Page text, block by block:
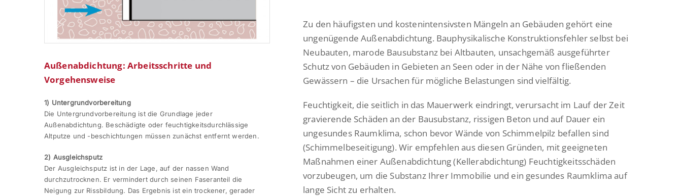
Außenabdichtung: Arbeitsschritte und
Vorgehensweise
1) Untergrundvorbereitung
Die Untergrundvorbereitung ist die Grundlage jeder
Außenabdichtung. Beschädigte oder feuchtigkeitsdurchlässige
Altputze und -beschichtungen müssen zunächst entfernt werden.
2) Ausgleichsputz
Der Ausgleichsputz ist in der Lage, auf der nassen Wand
durchzutrocknen. Er vermindert durch seinen Faseranteil die
Neigung zur Rissbildung. Das Ergebnis ist ein trockener, gerader
Zu den häufigsten und kostenintensivsten Mängeln an Gebäuden gehört eine
ungenügende Außenabdichtung. Bauphysikalische Konstruktionsfehler selbst bei
Neubauten, marode Bausubstanz bei Altbauten, unsachgemäß ausgeführter
Schutz von Gebäuden in Gebieten an Seen oder in der Nähe von fließenden
Gewässern – die Ursachen für mögliche Belastungen sind vielfältig.
Feuchtigkeit, die seitlich in das Mauerwerk eindringt, verursacht im Lauf der Zeit
gravierende Schäden an der Bausubstanz, rissigen Beton und auf Dauer ein
ungesundes Raumklima, schon bevor Wände von Schimmelpilz befallen sind
(Schimmelbeseitigung). Wir empfehlen aus diesen Gründen, mit geeigneten
Maßnahmen einer Außenabdichtung (Kellerabdichtung) Feuchtigkeitsschäden
vorzubeugen, um die Substanz Ihrer Immobilie und ein gesundes Raumklima auf
lange Sicht zu erhalten.